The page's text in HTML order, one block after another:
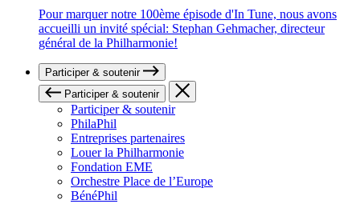
Pour marquer notre 100ème épisode d'In Tune, nous avons
accueilli un invité spécial: Stephan Gehmacher, directeur
général de la Philharmonie!
Participer & soutenir
Participer & soutenir
Participer & soutenir
PhilaPhil
Entreprises partenaires
Louer la Philharmonie
Fondation EME
Orchestre Place de l’Europe
BénéPhil